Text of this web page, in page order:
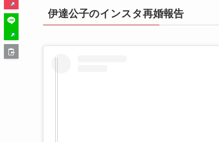
伊達公子のインスタ再婚報告